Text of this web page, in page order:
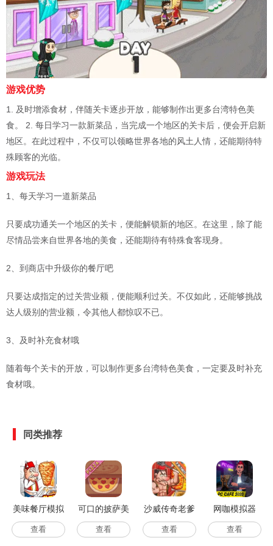
游戏优势
1. 及时增添食材，伴随关卡逐步开放，能够制作出更多台湾特色美
食。 2. 每日学习一款新菜品，当完成一个地区的关卡后，便会开启新
地区。在此过程中，不仅可以领略世界各地的风土人情，还能期待特
殊顾客的光临。
游戏玩法
1、每天学习一道新菜品
只要成功通关一个地区的关卡，便能解锁新的地区。在这里，除了能
尽情品尝来自世界各地的美食，还能期待有特殊食客现身。
2、到商店中升级你的餐厅吧
只要达成指定的过关营业额，便能顺利过关。不仅如此，还能够挑战
达人级别的营业额，令其他人都惊叹不已。
3、及时补充食材哦
随着每个关卡的开放，可以制作更多台湾特色美食，一定要及时补充
食材哦。
同类推荐
美味餐厅模拟
经营2
查看
可口的披萨美
味的披萨最新
查看
沙威传奇老爹
版
查看
网咖模拟器
查看